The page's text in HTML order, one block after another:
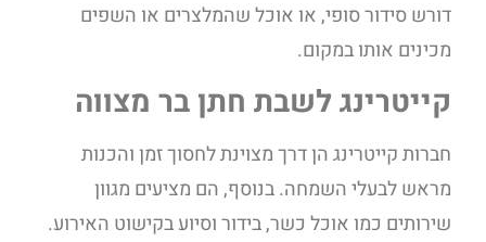
דורש סידור סופי, או אוכל שהמלצרים או השפים
מכינים אותו במקום.
קייטרינג לשבת חתן בר מצווה
חברות קייטרינג הן דרך מצוינת לחסוך זמן והכנות
מראש לבעלי השמחה. בנוסף, הם מציעים מגוון
שירותים כמו אוכל כשר, בידור וסיוע בקישוט האירוע.